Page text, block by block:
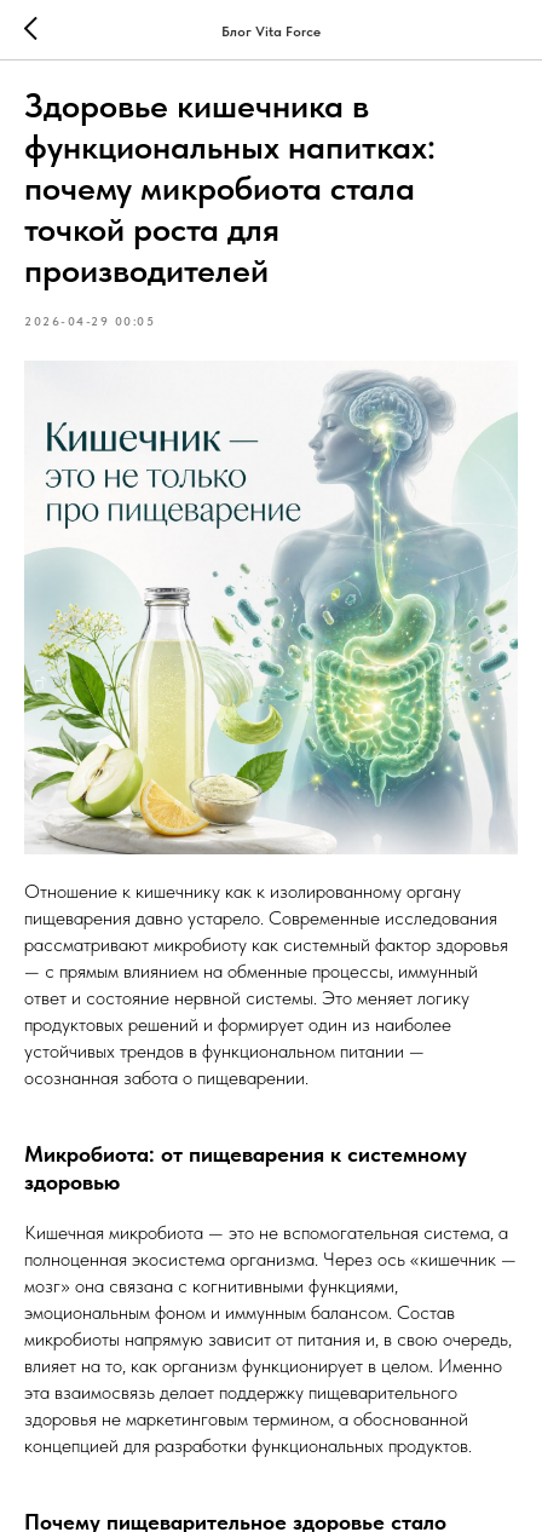
Блог Vita Force
Здоровье кишечника в
функциональных напитках:
почему микробиота стала
точкой роста для
производителей
2026-04-29 00:05
Отношение к кишечнику как к изолированному органу
пищеварения давно устарело. Современные исследования
рассматривают микробиоту как системный фактор здоровья
— с прямым влиянием на обменные процессы, иммунный
ответ и состояние нервной системы. Это меняет логику
продуктовых решений и формирует один из наиболее
устойчивых трендов в функциональном питании —
осознанная забота о пищеварении.
Микробиота: от пищеварения к системному
здоровью
Кишечная микробиота — это не вспомогательная система, а
полноценная экосистема организма. Через ось «кишечник —
мозг» она связана с когнитивными функциями,
эмоциональным фоном и иммунным балансом. Состав
микробиоты напрямую зависит от питания и, в свою очередь,
влияет на то, как организм функционирует в целом. Именно
эта взаимосвязь делает поддержку пищеварительного
здоровья не маркетинговым термином, а обоснованной
концепцией для разработки функциональных продуктов.
Почему пищеварительное здоровье стало